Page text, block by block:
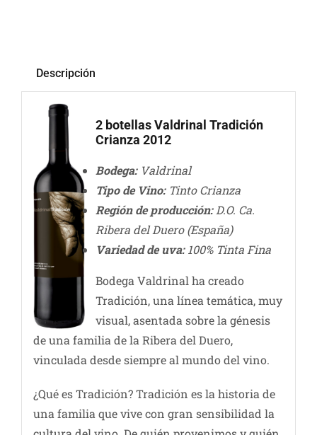
Descripción
2 botellas Valdrinal Tradición
Crianza 2012
Bodega:Valdrinal
Tipo de Vino:Tinto Crianza
Región de producción:D.O. Ca.
Ribera del Duero (España)
Variedad de uva:100% Tinta Fina
Bodega Valdrinal ha creado
Tradición, una línea temática, muy
visual, asentada sobre la génesis
de una familia de la Ribera del Duero,
vinculada desde siempre al mundo del vino.
¿Qué es Tradición? Tradición es la historia de
una familia que vive con gran sensibilidad la